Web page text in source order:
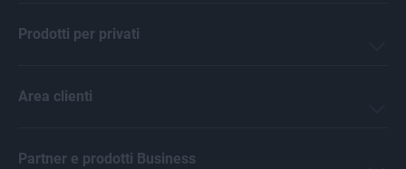
Prodotti per privati
Area clienti
Partner e prodotti Business